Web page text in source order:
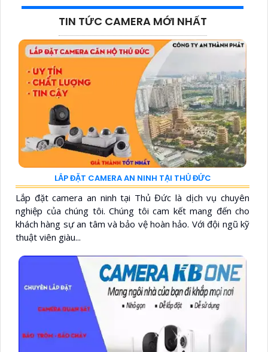
TIN TỨC CAMERA MỚI NHẤT
LẮP ĐẶT CAMERA AN NINH TẠI THỦ ĐỨC
Lắp đặt camera an ninh tại Thủ Đức là dịch vụ chuyên
nghiệp của chúng tôi. Chúng tôi cam kết mang đến cho
khách hàng sự an tâm và bảo vệ hoàn hảo. Với đội ngũ kỹ
thuật viên giàu...